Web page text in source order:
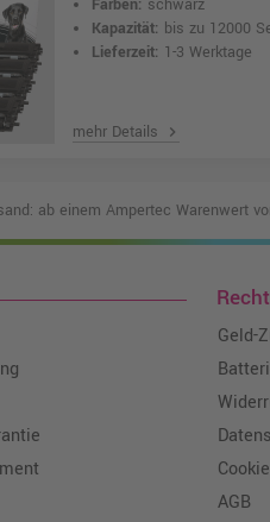
Farben: schwarz
Kapazität: bis zu 12000
Lieferzeit: 1-3 Werktage
mehr Details chevron_right
ab einem Ampertec Warenwert
Geld-
AGB